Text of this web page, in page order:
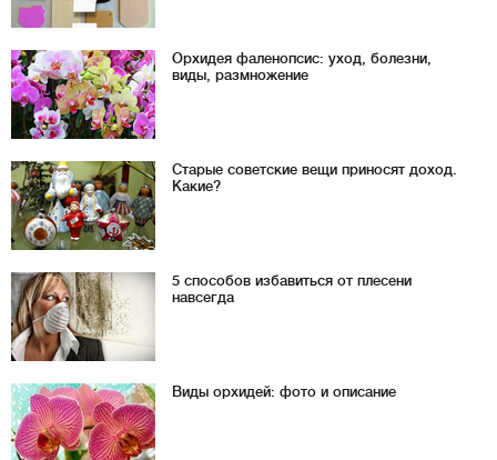
Орхидея фаленопсис: уход, болезни,
виды, размножение
Старые советские вещи приносят доход.
Какие?
5 способов избавиться от плесени
навсегда
Виды орхидей: фото и описание